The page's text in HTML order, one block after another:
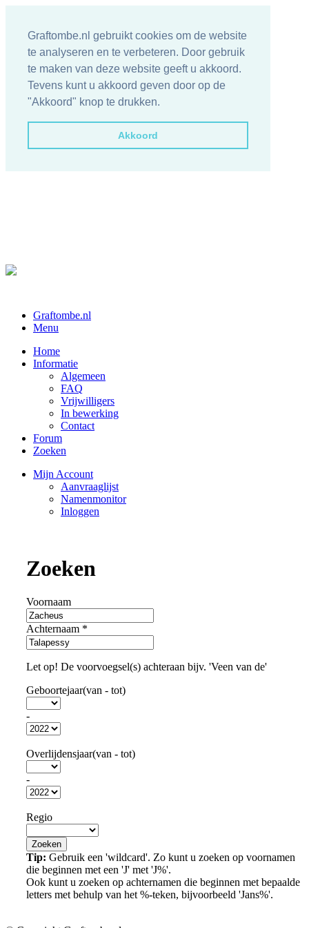
Graftombe.nl gebruikt cookies om de website
te analyseren en te verbeteren. Door gebruik
te maken van deze website geeft u akkoord.
Tevens kunt u akkoord geven door op de
"Akkoord" knop te drukken.
Akkoord
Graftombe.nl
Menu
Home
Informatie
Algemeen
FAQ
Vrijwilligers
In bewerking
Contact
Forum
Zoeken
Mijn Account
Aanvraaglijst
Namenmonitor
Inloggen
Zoeken
Voornaam
Achternaam *
Let op! De voorvoegsel(s) achteraan bijv. 'Veen van de'
Geboortejaar(van - tot)
-
Overlijdensjaar(van - tot)
-
Regio
Tip: Gebruik een 'wildcard'. Zo kunt u zoeken op voornamen
die beginnen met een 'J' met 'J%'.
Ook kunt u zoeken op achternamen die beginnen met bepaalde
letters met behulp van het %-teken, bijvoorbeeld 'Jans%'.